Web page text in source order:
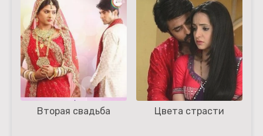
Вторая свадьба Цвета страсти